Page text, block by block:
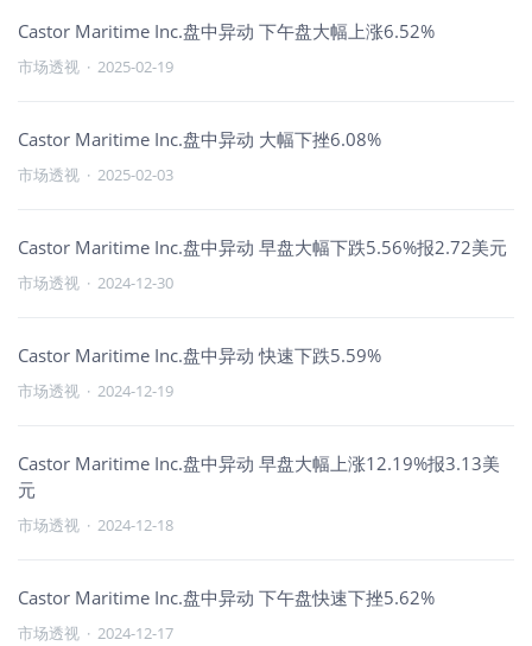
Castor Maritime Inc.盘中异动 下午盘大幅上涨6.52%
市场透视 · 2025-02-19
Castor Maritime Inc.盘中异动 大幅下挫6.08%
市场透视 · 2025-02-03
Castor Maritime Inc.盘中异动 早盘大幅下跌5.56%报2.72美元
市场透视 · 2024-12-30
Castor Maritime Inc.盘中异动 快速下跌5.59%
市场透视 · 2024-12-19
Castor Maritime Inc.盘中异动 早盘大幅上涨12.19%报3.13美
元
市场透视 · 2024-12-18
Castor Maritime Inc.盘中异动 下午盘快速下挫5.62%
市场透视 · 2024-12-17